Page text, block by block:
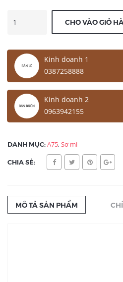
CHO VÀO GIỎ
Kinh doanh 1
0387258888
Kinh doanh 2
0963942155
DANH MỤC:A75,Sơ mi
CHIA SẺ:
MÔ TẢ SẢN PHẨM